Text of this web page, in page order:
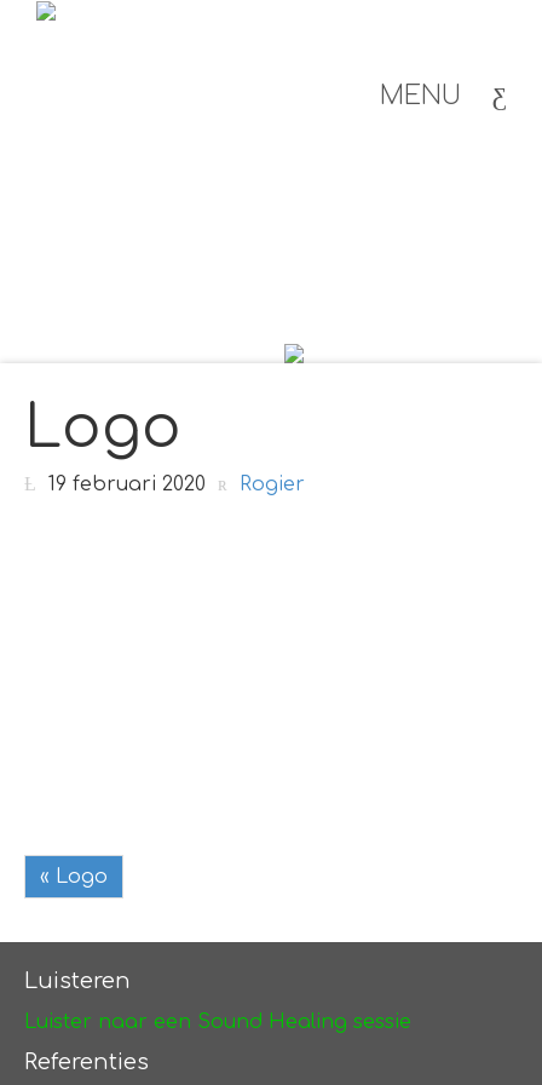
MENU
Logo
19 februari 2020 Rogier
« Logo
Luisteren
Luister naar een Sound Healing sessie
Referenties